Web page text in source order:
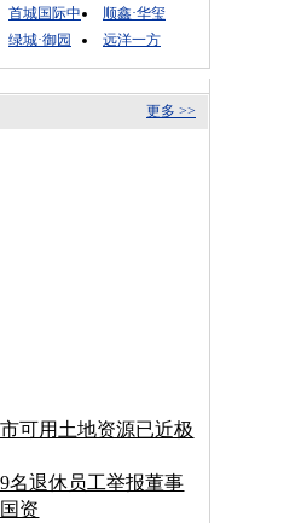
首城国际中
顺鑫·华玺
绿城·御园
远洋一方
更多 >>
可用土地资源已近极
名退休员工举报董事
资